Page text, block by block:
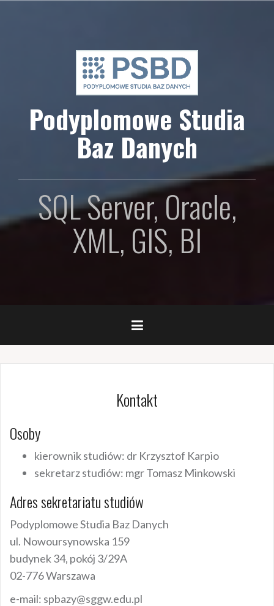
Podyplomowe Studia
Baz Danych
SQL Server, Oracle,
XML, GIS, BI
Kontakt
Osoby
kierownik studiów: dr Krzysztof Karpio
sekretarz studiów: mgr Tomasz Minkowski
Adres sekretariatu studiów
Podyplomowe Studia Baz Danych
ul. Nowoursynowska 159
budynek 34, pokój 3/29A
02-776 Warszawa
e-mail: spbazy@sggw.edu.pl